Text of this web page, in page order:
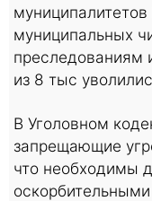
муниципалитетов
муниципальных
преследованиям
из 8 тыс
В Уголовном
запрещающие
что необходимы